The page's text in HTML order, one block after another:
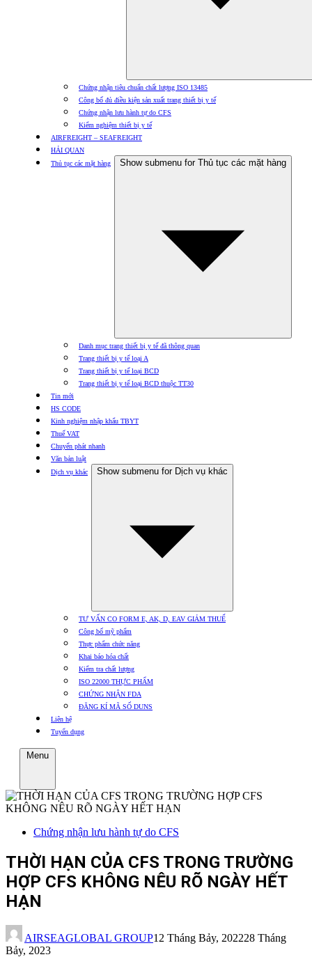
Chứng nhận tiêu chuẩn chất lượng ISO 13485
Công bố đủ điều kiện sản xuất trang thiết bị y tế
Chứng nhận lưu hành tự do CFS
Kiểm nghiệm thiết bị y tế
AIRFREIGHT – SEAFREIGHT
HẢI QUAN
Thủ tục các mặt hàng
Show submenu for Thủ tục các mặt hàng
Danh mục trang thiết bị y tế đã thông quan
Trang thiết bị y tế loại A
Trang thiết bị y tế loại BCD
Trang thiết bị y tế loại BCD thuộc TT30
Tin mới
HS CODE
Kinh nghiệm nhập khẩu TBYT
Thuế VAT
Chuyển phát nhanh
Văn bản luật
Dịch vụ khác
Show submenu for Dịch vụ khác
TƯ VẤN CO FORM E, AK, D, EAV GIẢM THUẾ
Công bố mỹ phẩm
Thực phẩm chức năng
Khai báo hóa chất
Kiểm tra chất lượng
ISO 22000 THỰC PHẨM
CHỨNG NHẬN FDA
ĐĂNG KÍ MÃ SỐ DUNS
Liên hệ
Tuyển dụng
Menu
Chứng nhận lưu hành tự do CFS
THỜI HẠN CỦA CFS TRONG TRƯỜNG
HỢP CFS KHÔNG NÊU RÕ NGÀY HẾT
HẠN
AIRSEAGLOBAL GROUP12 Tháng Bảy, 202228 Tháng
Bảy, 2023